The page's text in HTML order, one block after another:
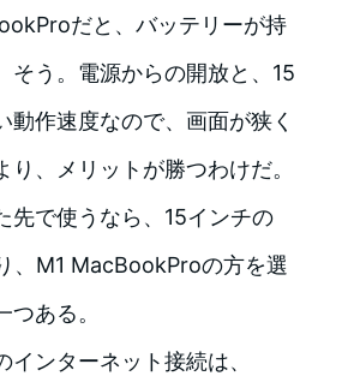
だと、バッテリーが持
そう。電源からの開放と、15
動作速度なので、画面が狭く
り、メリットが勝つわけだ。
先で使うなら、15インチの
、M1 MacBookProの方を選
ある。
インターネット接続は、